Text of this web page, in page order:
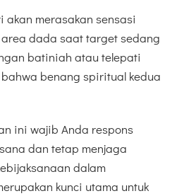
akan merasakan sensasi
dada saat target sedang
batiniah atau telepati
benang spiritual kedua
ini wajib Anda respons
dan tetap menjaga
dalam
kunci utama untuk